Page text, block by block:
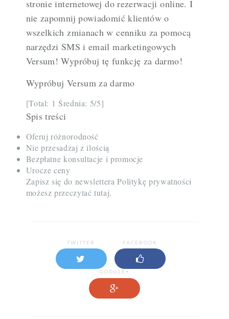
stronie internetowej do rezerwacji online. I
nie zapomnij powiadomić klientów o
wszelkich zmianach w cenniku za pomocą
narzędzi SMS i email marketingowych
Versum! Wypróbuj tę funkcję za darmo!
Wypróbuj Versum za darmo
[Total: 1 Średnia: 5/5]
Spis treści
Oferuj różnorodność
Nie przesadzaj z ilością
Bezpłatne konsultacje i promocje
Urocze ceny
Zapisz się do newslettera Politykę prywatności
możesz przeczytać tutaj.
TWITTER FACEBOOK
GOOGLE+